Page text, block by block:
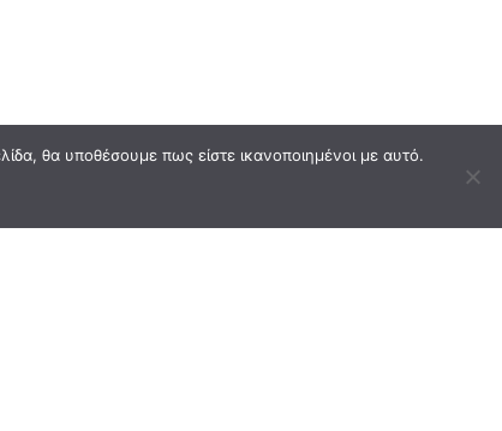
θα υποθέσουμε πως είστε ικανοποιημένοι με αυτό.